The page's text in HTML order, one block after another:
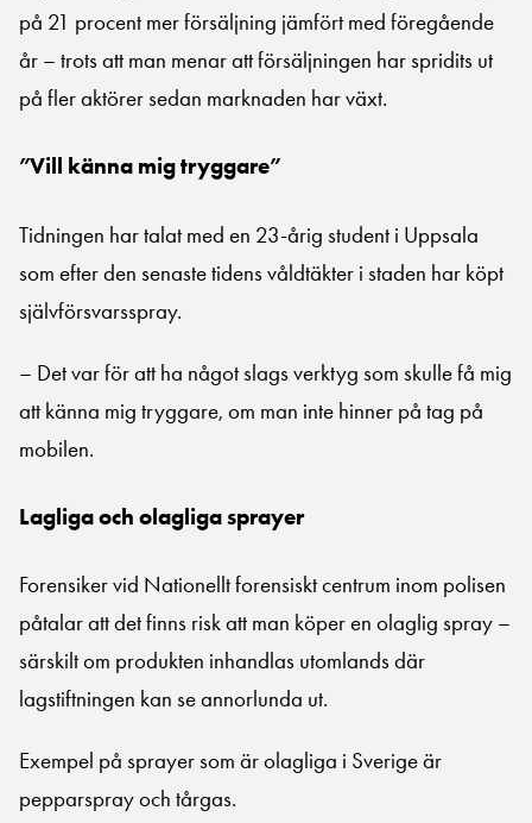
på 21 procent mer försäljning jämfört med föregående
år – trots att man menar att försäljningen har spridits ut
på fler aktörer sedan marknaden har växt.
”Vill känna mig tryggare”
Tidningen har talat med en 23-årig student i Uppsala
som efter den senaste tidens våldtäkter i staden har köpt
självförsvarsspray.
– Det var för att ha något slags verktyg som skulle få mig
att känna mig tryggare, om man inte hinner på tag på
mobilen.
Lagliga och olagliga sprayer
Forensiker vid Nationellt forensiskt centrum inom polisen
påtalar att det finns risk att man köper en olaglig spray –
särskilt om produkten inhandlas utomlands där
lagstiftningen kan se annorlunda ut.
Exempel på sprayer som är olagliga i Sverige är
pepparspray och tårgas.